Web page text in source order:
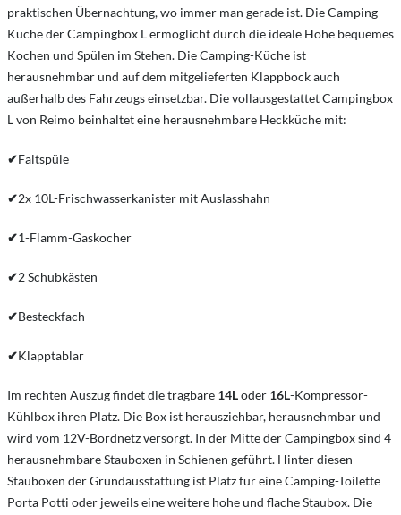
praktischen Übernachtung, wo immer man gerade ist. Die Camping-
Küche der Campingbox L ermöglicht durch die ideale Höhe bequemes
Kochen und Spülen im Stehen. Die Camping-Küche ist
herausnehmbar und auf dem mitgelieferten Klappbock auch
außerhalb des Fahrzeugs einsetzbar. Die vollausgestattet Campingbox
L von Reimo beinhaltet eine herausnehmbare Heckküche mit:
✔Faltspüle
✔2x 10L-Frischwasserkanister mit Auslasshahn
✔1-Flamm-Gaskocher
✔2 Schubkästen
✔Besteckfach
✔Klapptablar
Im rechten Auszug findet die tragbare 14Loder 16L-Kompressor-
Kühlbox ihren Platz. Die Box ist herausziehbar, herausnehmbar und
wird vom 12V-Bordnetz versorgt. In der Mitte der Campingbox sind 4
herausnehmbare Stauboxen in Schienen geführt. Hinter diesen
Stauboxen der Grundausstattung ist Platz für eine Camping-Toilette
Porta Potti oder jeweils eine weitere hohe und flache Staubox. Die